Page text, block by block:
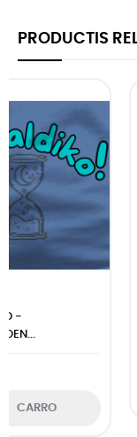
PRODUCTIS
BASO ETA ZELAIAK